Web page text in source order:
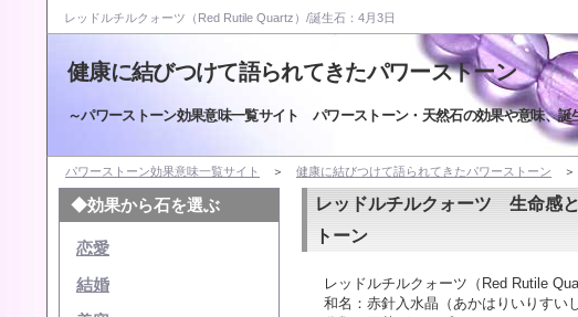
レッドルチルクォーツ（Red Rutile Quartz）/誕生石：4月3日
健康に結びつけて語られてきたパワーストーン
～パワーストーン効果意味一覧サイト パワーストーン・天然石の効果や意味、誕
パワーストーン効果意味一覧サイト ＞ 健康に結びつけて語られてきたパワーストーン ＞
◆効果から石を選ぶ
恋愛
結婚
レッドルチルクォーツ 生命感
トーン
レッドルチルクォーツ（Red Rutile
和名：赤針入水晶（あかはりいりすい